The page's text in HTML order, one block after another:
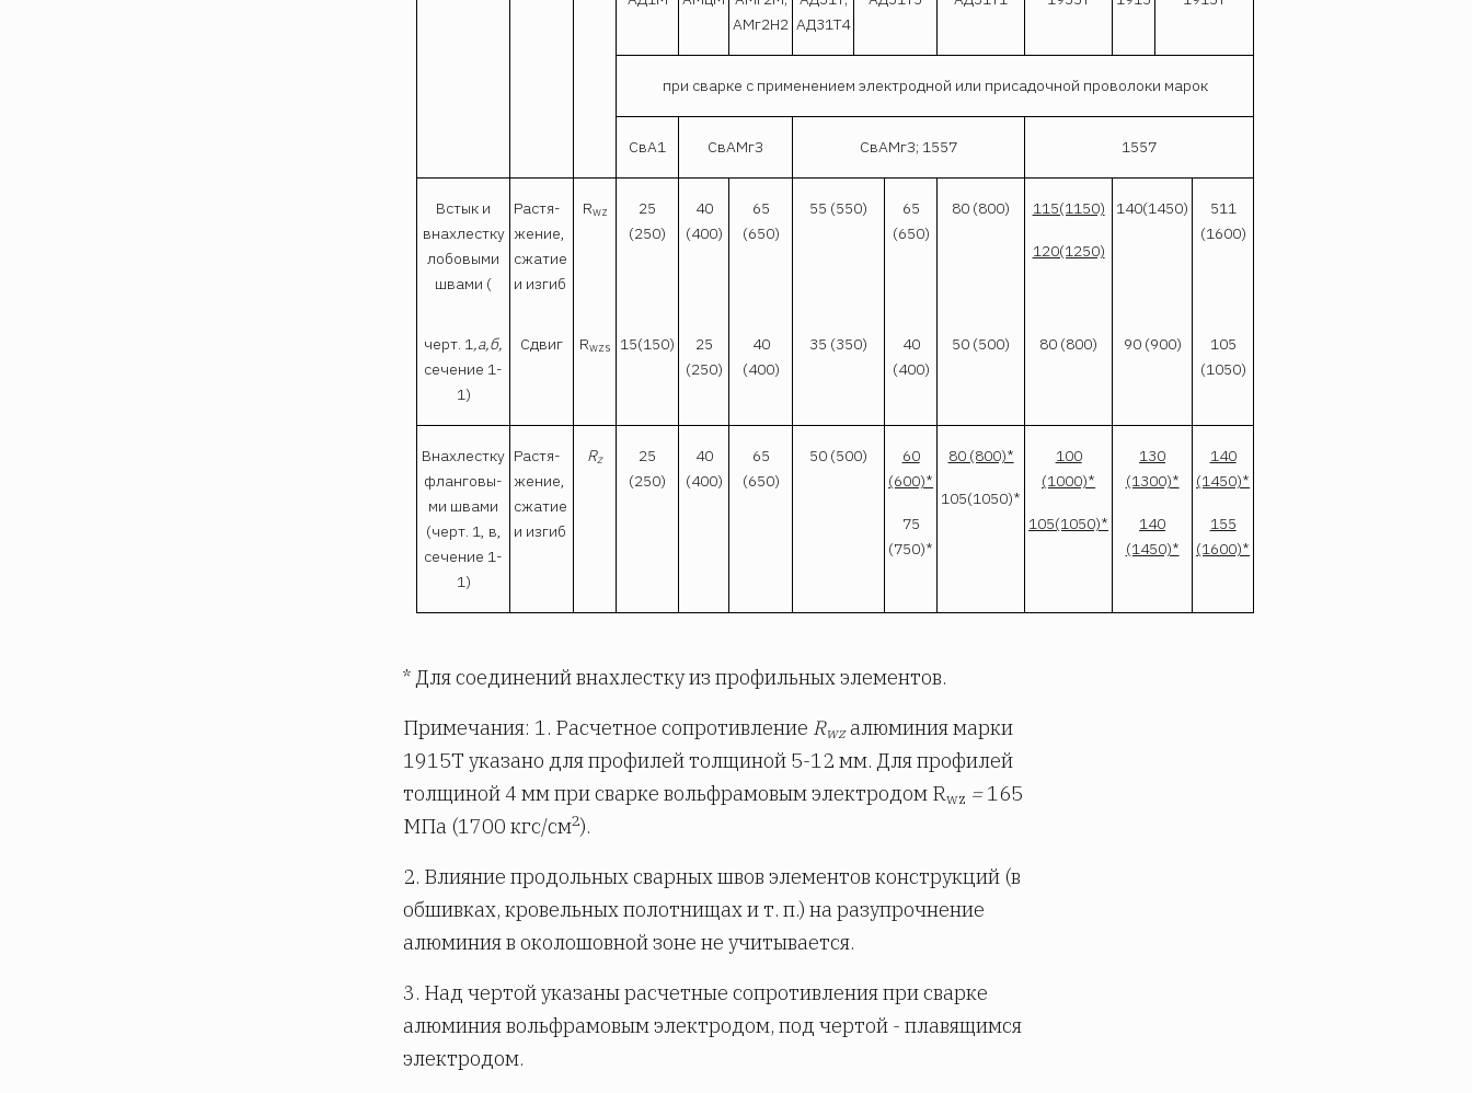
АМг2Н2 АД31Т4
при сварке с применением электродной или присадочной проволоки марок
СвА1 СвАМгЗ СвАМгЗ; 1557 1557
Встык и
внахлестку
лобовыми
швами (
Растя­
жение,
сжатие
и изгиб
Rwz
25
(250)
40
(400)
65
(650)
55 (550)
65
(650)
80 (800) 115(1150)
120(1250)
140(1450)
511
(1600)
черт. 1,а,б,
сечение 1-
1)
Сдвиг Rwzs 15(150)
25
(250)
40
(400)
35 (350)
40
(400)
50 (500) 80 (800) 90 (900)
105
(1050)
Внахлест­ку
фланговы­
ми швами
(черт. 1, в,
сечение 1-
1)
Растя­
жение,
сжатие
и изгиб
Rz
25
(250)
40
(400)
65
(650)
50 (500)
60
(600)*
75
(750)*
80 (800)*
105(1050)*
100
(1000)*
105(1050)*
130
(1300)*
140
(1450)*
140
(1450)*
155
(1600)*
* Для соединений внахлестку из профильных элементов.
Примечания: 1. Расчетное сопротивление Rwzалюминия марки
1915T указано для профилей толщиной 5-12 мм. Для профилей
толщиной 4 мм при сварке вольфрамовым электродом Rwz = 165
МПа (1700 кгс/см2).
2. Влияние продольных сварных швов элементов конструкций (в
обшивках, кровельных полотнищах и т. п.) на разупрочнение
алюминия в околошовной зоне не учитывается.
3. Над чертой указаны расчетные сопротивления при сварке
алюминия вольфрамовым электродом, под чертой - плавящимся
электродом.